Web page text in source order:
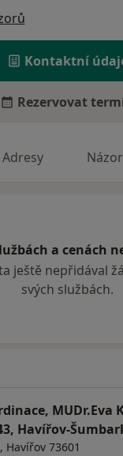
Kontaktní
Rezervovat
Adresy
a cenách
ještě nepřidával
svých službách.
MUDr.Eva
Havířov-
Havířov 73601